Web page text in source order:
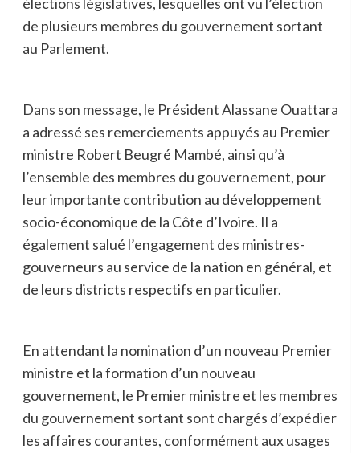
élections législatives, lesquelles ont vu l’élection
de plusieurs membres du gouvernement sortant
au Parlement.
Dans son message, le Président Alassane Ouattara
a adressé ses remerciements appuyés au Premier
ministre Robert Beugré Mambé, ainsi qu’à
l’ensemble des membres du gouvernement, pour
leur importante contribution au développement
socio-économique de la Côte d’Ivoire. Il a
également salué l’engagement des ministres-
gouverneurs au service de la nation en général, et
de leurs districts respectifs en particulier.
En attendant la nomination d’un nouveau Premier
ministre et la formation d’un nouveau
gouvernement, le Premier ministre et les membres
du gouvernement sortant sont chargés d’expédier
les affaires courantes, conformément aux usages